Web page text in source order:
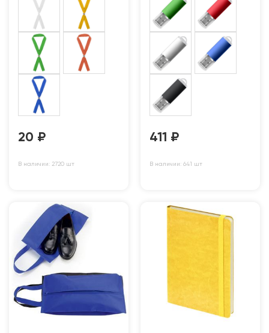
20 ₽
В наличии: 2720 шт
411 ₽
В наличии: 641 шт